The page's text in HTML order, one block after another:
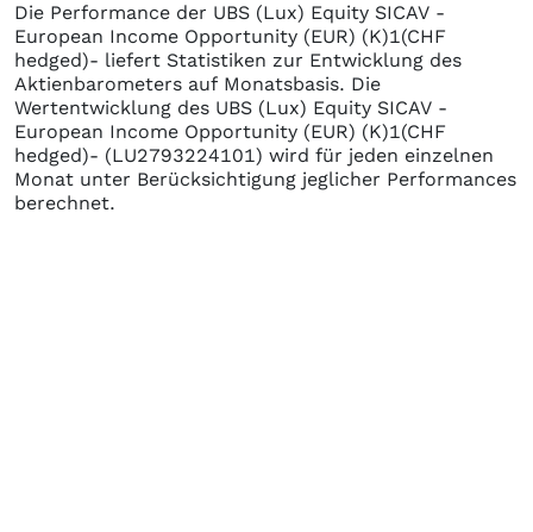
Die Performance der UBS (Lux) Equity SICAV -
European Income Opportunity (EUR) (K)1(CHF
hedged)- liefert Statistiken zur Entwicklung des
Aktienbarometers auf Monatsbasis. Die
Wertentwicklung des UBS (Lux) Equity SICAV -
European Income Opportunity (EUR) (K)1(CHF
hedged)- (LU2793224101) wird für jeden einzelnen
Monat unter Berücksichtigung jeglicher Performances
berechnet.